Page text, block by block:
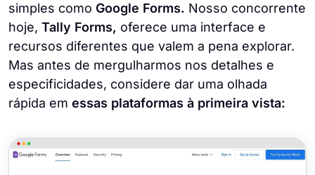
simples como Google Forms. Nosso concorrente
hoje, Tally Forms, oferece uma interface e
recursos diferentes que valem a pena explorar.
Mas antes de mergulharmos nos detalhes e
especificidades, considere dar uma olhada
rápida em essas plataformas à primeira vista: